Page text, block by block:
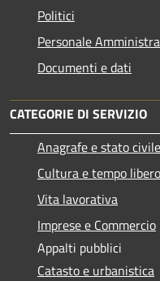
Politici
Personale
Documenti e dati
CATEGORIE DI SERVIZIO
Anagrafe e stato civile
Cultura e tempo libero
Vita lavorativa
Imprese e Commercio
Appalti pubblici
Catasto e urbanistica